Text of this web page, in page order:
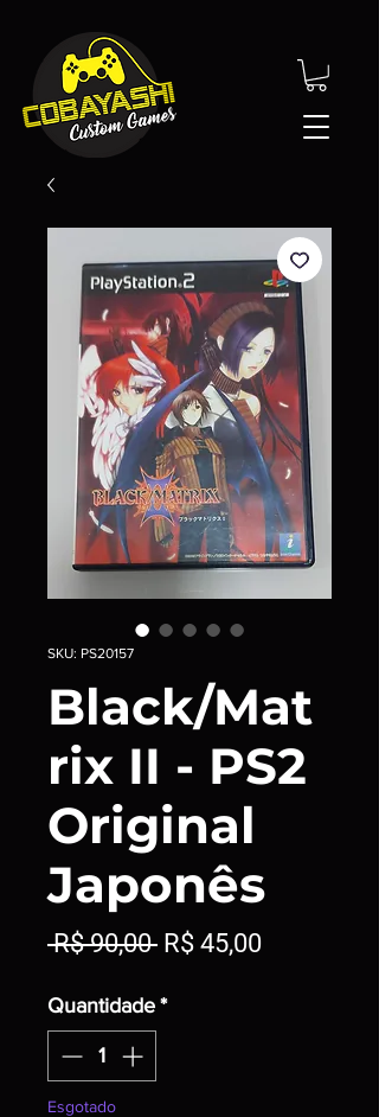
SKU: PS20157
Black/Mat
rix II - PS2
Original
Japonês
R$ 90,00 Preço
R$ 45,00Preço
Quantidade *
Esgotado